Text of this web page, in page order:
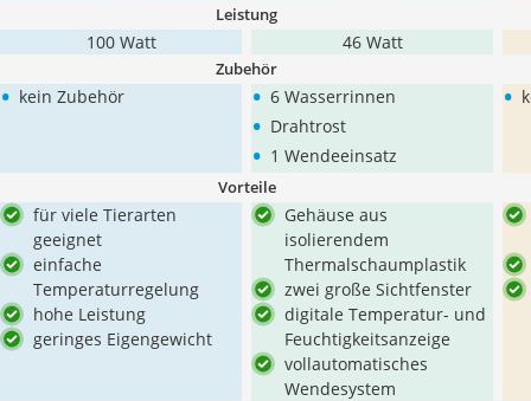
Leistung
100 Watt 46 Watt
Zubehör
• kein Zubehör • 6 Wasserrinnen
• Drahtrost
• 1 Wendeeinsatz
•
Vorteile
für viele Tierarten
geeignet
einfache
Temperaturregelung
hohe Leistung
geringes Eigengewicht
Gehäuse aus
isolierendem
Thermalschaumplastik
zwei große Sichtfenster
digitale Temperatur- und
Feuchtigkeitsanzeige
vollautomatisches
Wendesystem